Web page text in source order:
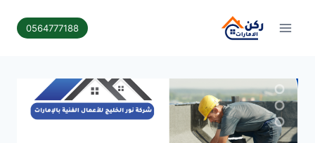
0564777188